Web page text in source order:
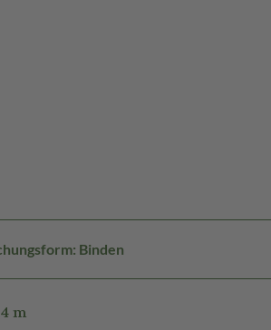
Binden
m